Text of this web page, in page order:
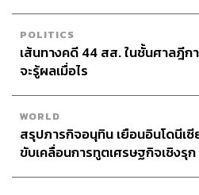
POLITICS
เส้นทางคดี 44 สส. ในชั้นศาลฎีกา
จะรู้ผลเมื่อไร
WORLD
สรุปภารกิจอนุทิน เยือนอินโดนีเซี
ขับเคลื่อนการทูตเศรษฐกิจเชิงรุก